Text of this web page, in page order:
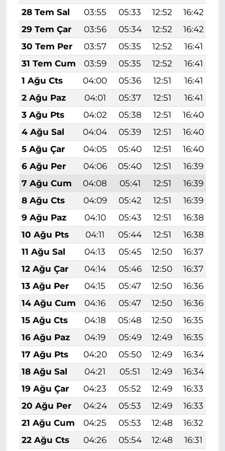
28 Tem Sal
03:55 05:33 12:52 16:42
29 Tem Çar
03:56 05:34 12:52 16:42
30 Tem Per
03:57 05:35 12:52 16:41
31 Tem Cum
03:59 05:35 12:52 16:41
1 Ağu Cts
04:00 05:36 12:51 16:41
2 Ağu Paz
04:01 05:37 12:51 16:41
3 Ağu Pts
04:02 05:38 12:51 16:40
4 Ağu Sal
04:04 05:39 12:51 16:40
5 Ağu Çar
04:05 05:40 12:51 16:40
6 Ağu Per
04:06 05:40 12:51 16:39
7 Ağu Cum
04:08 05:41 12:51 16:39
8 Ağu Cts
04:09 05:42 12:51 16:39
9 Ağu Paz
04:10 05:43 12:51 16:38
10 Ağu Pts
04:11 05:44 12:51 16:38
11 Ağu Sal
04:13 05:45 12:50 16:37
12 Ağu Çar
04:14 05:46 12:50 16:37
13 Ağu Per
04:15 05:47 12:50 16:36
14 Ağu Cum
04:16 05:47 12:50 16:36
15 Ağu Cts
04:18 05:48 12:50 16:35
16 Ağu Paz
04:19 05:49 12:49 16:35
17 Ağu Pts
04:20 05:50 12:49 16:34
18 Ağu Sal
04:21 05:51 12:49 16:34
19 Ağu Çar
04:23 05:52 12:49 16:33
20 Ağu Per
04:24 05:53 12:49 16:33
21 Ağu Cum
04:25 05:53 12:48 16:32
22 Ağu Cts
04:26 05:54 12:48 16:31